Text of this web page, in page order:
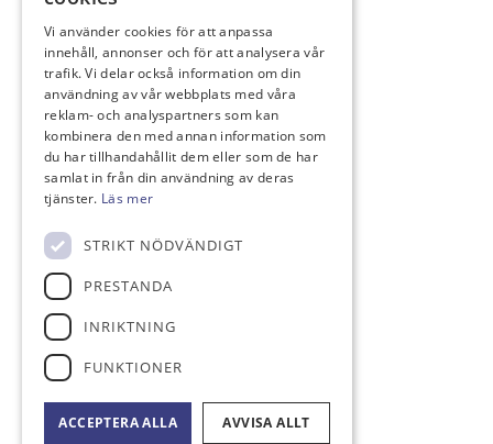
LÄNKAR
Golf.se
KONTAKT
264 51 Ljungbyhed
klubben@ljungbyhedsgk.se
0435-44 00 44
Bankgiro: 497-0380
Swish nr: 123 434 91 97
Vi använder cookies för att anpassa
innehåll, annonser och för att analysera vår
trafik. Vi delar också information om din
användning av vår webbplats med våra
reklam- och analyspartners som kan
kombinera den med annan information som
du har tillhandahållit dem eller som de har
samlat in från din användning av deras
tjänster. Läs mer
STRIKT NÖDVÄNDIGT
PRESTANDA
INRIKTNING
FUNKTIONER
ACCEPTERA ALLA AVVISA ALLT